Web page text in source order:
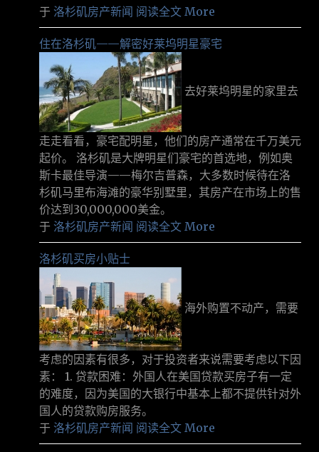
于 洛杉矶房产新闻 阅读全文 More
住在洛杉矶——解密好莱坞明星豪宅
去好莱坞明星的家里去
走走看看，豪宅配明星，他们的房产通常在千万美元
起价。 洛杉矶是大牌明星们豪宅的首选地，例如奥
斯卡最佳导演——梅尔吉普森，大多数时候待在洛
杉矶马里布海滩的豪华别墅里，其房产在市场上的售
价达到30,000,000美金。
于 洛杉矶房产新闻 阅读全文 More
洛杉矶买房小贴士
海外购置不动产，需要
考虑的因素有很多，对于投资者来说需要考虑以下因
素： 1. 贷款困难：外国人在美国贷款买房子有一定
的难度，因为美国的大银行中基本上都不提供针对外
国人的贷款购房服务。
于 洛杉矶房产新闻 阅读全文 More